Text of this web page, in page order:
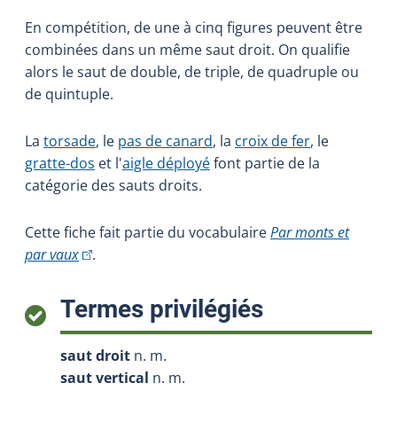
En compétition, de une à cinq figures peuvent être
combinées dans un même saut droit. On qualifie
alors le saut de double, de triple, de quadruple ou
de quintuple.
La torsade, le pas de canard, la croix de fer, le
gratte-dos et l'aigle déployéfont partie de la
catégorie des sauts droits.
Cette fiche fait partie du vocabulairePar monts et
par vaux(Cet hyperlien externe s'ouvrira dans une nouvelle
.
Termes privilégiés:
saut droit n. m.
saut vertical n. m.